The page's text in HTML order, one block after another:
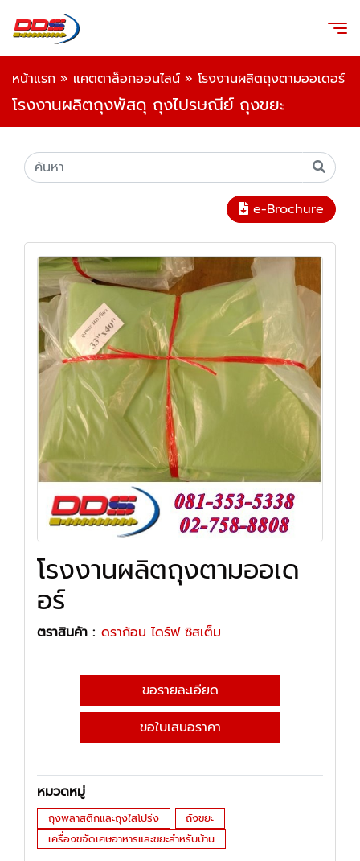
หน้าแรก » แคตตาล็อกออนไลน์ » โรงงานผลิตถุงตามออเดอร์
โรงงานผลิตถุงพัสดุ ถุงไปรษณีย์ ถุงขยะ
e-Brochure
โรงงานผลิตถุงตามออเด
อร์
ตราสินค้า : ดราก้อน ไดร์ฟ ซิสเต็ม
ขอรายละเอียด
ขอใบเสนอราคา
หมวดหมู่
ถุงพลาสติกและถุงใสโปร่ง
ถังขยะ
เครื่องขจัดเศษอาหารและขยะสำหรับบ้าน